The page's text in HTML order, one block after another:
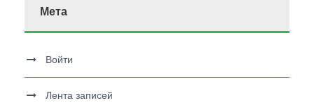
Мета
Войти
Лента записей